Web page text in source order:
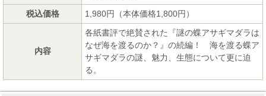
税込価格
1,980円（本体価格1,800円）
内容
各紙書評で絶賛された『謎の蝶アサギマダラは
なぜ海を渡るのか？』の続編！ 海を渡る蝶ア
サギマダラの謎、魅力、生態について更に迫
る。